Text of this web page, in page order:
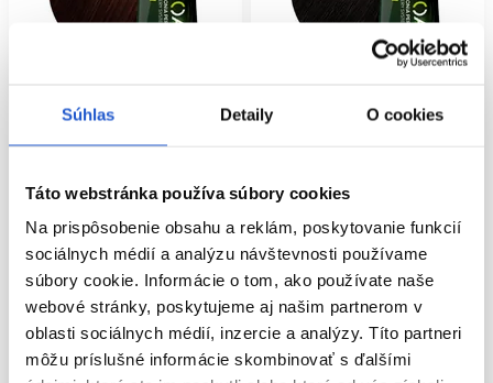
Súhlas Detaily O cookies
Táto webstránka používa súbory cookies
Na prispôsobenie obsahu a reklám, poskytovanie funkcií
sociálnych médií a analýzu návštevnosti používame
súbory cookie. Informácie o tom, ako používate naše
webové stránky, poskytujeme aj našim partnerom v
oblasti sociálnych médií, inzercie a analýzy. Títo partneri
môžu príslušné informácie skombinovať s ďalšími
permanentná farba na vlasy bez
amoniaku 5.5 60g
L'Oréal Professionnel
Oxidačné farby na vlasy
11.50 €
permanentná farba na vlasy bez
amoniaku 4.8 60g
L'Oréal Professionnel
Oxidačné farby na vlasy
11.50 €
Kúpiť